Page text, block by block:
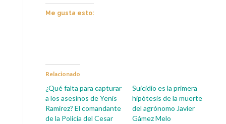
Me gusta esto:
Relacionado
¿Qué falta para capturar
a los asesinos de Yenis
Ramírez? El comandante
de la Policía del Cesar
Suicidio es la primera
hipótesis de la muerte
del agrónomo Javier
Gámez Melo